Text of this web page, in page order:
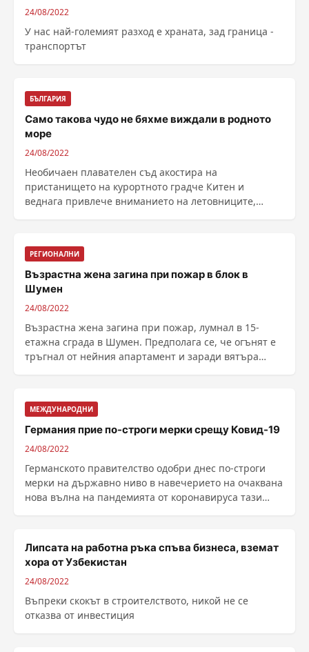
24/08/2022
У нас най-големият разход е храната, зад граница -
транспортът
БЪЛГАРИЯ
Само такова чудо не бяхме виждали в родното
море
24/08/2022
Необичаен плавателен съд акостира на
пристанището на курортното градче Китен и
веднага привлече вниманието на летовниците,
РЕГИОНАЛНИ
Възрастна жена загина при пожар в блок в
Шумен
24/08/2022
Възрастна жена загина при пожар, лумнал в 15-
етажна сграда в Шумен. Предполага се, че огънят е
тръгнал от нейния апартамент и заради вятъра
МЕЖДУНАРОДНИ
Германия прие по-строги мерки срещу Ковид-19
24/08/2022
Германското правителство одобри днес по-строги
мерки на държавно ниво в навечерието на очаквана
нова вълна на пандемията от коронавируса тази
Липсата на работна ръка спъва бизнеса, вземат
хора от Узбекистан
24/08/2022
Въпреки скокът в строителството, никой не се
отказва от инвестиция